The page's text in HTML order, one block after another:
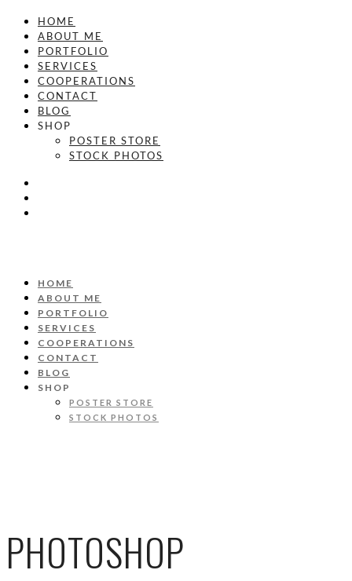
HOME
ABOUT ME
PORTFOLIO
SERVICES
COOPERATIONS
CONTACT
BLOG
SHOP
POSTER STORE
STOCK PHOTOS
HOME
ABOUT ME
PORTFOLIO
SERVICES
COOPERATIONS
CONTACT
BLOG
SHOP
POSTER STORE
STOCK PHOTOS
PHOTOSHOP